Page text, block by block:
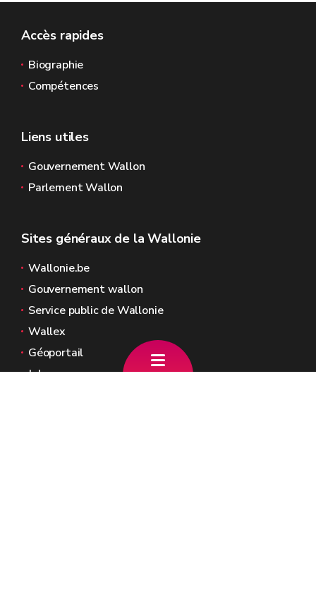
Accès rapides
Biographie
Compétences
Liens utiles
Gouvernement Wallon
Parlement Wallon
Sites généraux de la Wallonie
Wallonie.be
Gouvernement wallon
Service public de Wallonie
Wallex
Géoportail
Jobs